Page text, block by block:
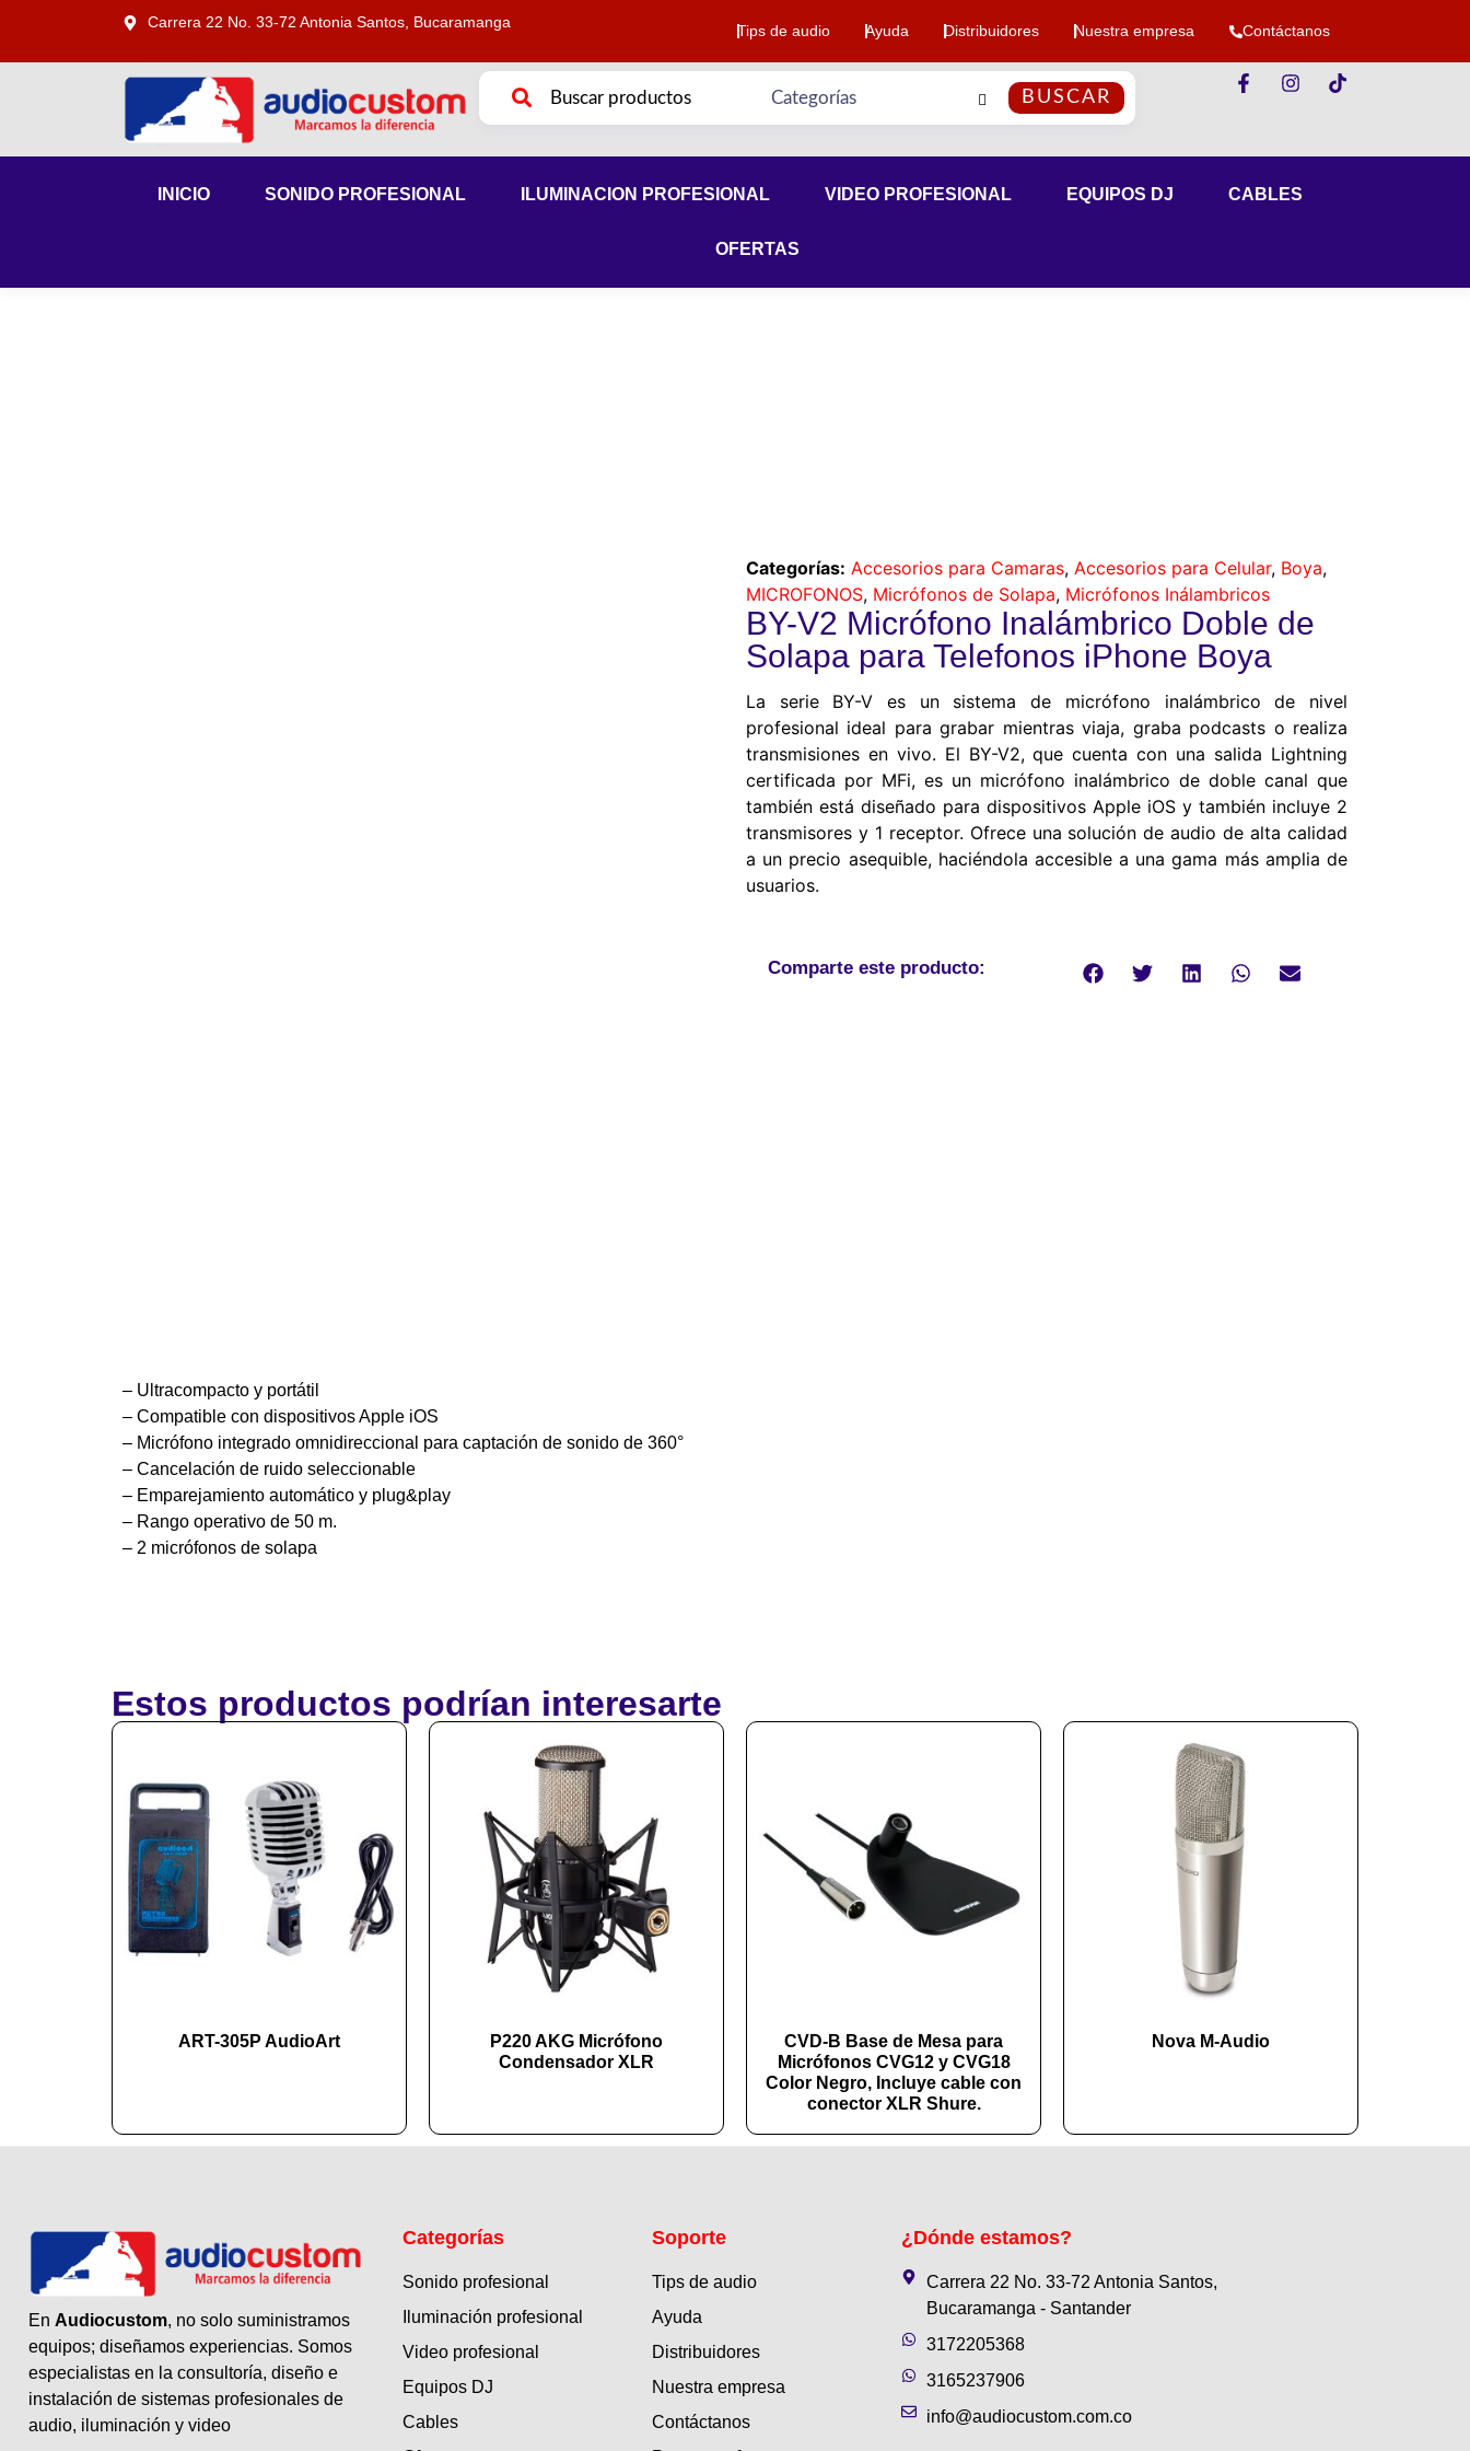
Carrera 22 No. 33-72 Antonia Santos, Bucaramanga Tips de audio Ayuda Distribuidores Nuestra empresa Contáctanos
BUSCAR
INICIO SONIDO PROFESIONAL ILUMINACION PROFESIONAL VIDEO PROFESIONAL EQUIPOS DJ CABLES
OFERTAS
Categorías: Accesorios para Camaras, Accesorios para Celular, Boya,
MICROFONOS, Micrófonos de Solapa, Micrófonos Inálambricos
BY-V2 Micrófono Inalámbrico Doble de
Solapa para Telefonos iPhone Boya
La serie BY-V es un sistema de micrófono inalámbrico de nivel
profesional ideal para grabar mientras viaja, graba podcasts o realiza
transmisiones en vivo. El BY-V2, que cuenta con una salida Lightning
certificada por MFi, es un micrófono inalámbrico de doble canal que
también está diseñado para dispositivos Apple iOS y también incluye 2
transmisores y 1 receptor. Ofrece una solución de audio de alta calidad
a un precio asequible, haciéndola accesible a una gama más amplia de
usuarios.
Comparte este producto:
– Ultracompacto y portátil
– Compatible con dispositivos Apple iOS
– Micrófono integrado omnidireccional para captación de sonido de 360°
– Cancelación de ruido seleccionable
– Emparejamiento automático y plug&play
– Rango operativo de 50 m.
– 2 micrófonos de solapa
Estos productos podrían interesarte
ART-305P AudioArt
P220 AKG Micrófono
Condensador XLR
CVD-B Base de Mesa para
Micrófonos CVG12 y CVG18
Color Negro, Incluye cable con
conector XLR Shure.
Nova M-Audio
En Audiocustom, no solo suministramos
equipos; diseñamos experiencias. Somos
especialistas en la consultoría, diseño e
instalación de sistemas profesionales de
audio, iluminación y video
Categorías
Sonido profesional
Iluminación profesional
Video profesional
Equipos DJ
Cables
Soporte
Tips de audio
Ayuda
Distribuidores
Nuestra empresa
Contáctanos
¿Dónde estamos?
Carrera 22 No. 33-72 Antonia Santos,
Bucaramanga - Santander
3172205368
3165237906
info@audiocustom.com.co